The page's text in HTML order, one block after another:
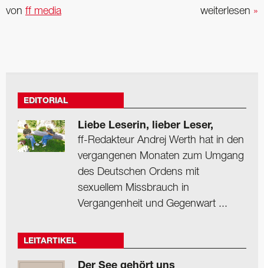
weiterlesen »
von ff media
EDITORIAL
Liebe Leserin, lieber Leser,
ff-Redakteur Andrej Werth hat in den
vergangenen Monaten zum Umgang
des Deutschen Ordens mit
sexuellem Missbrauch in
Vergangenheit und Gegenwart ...
LEITARTIKEL